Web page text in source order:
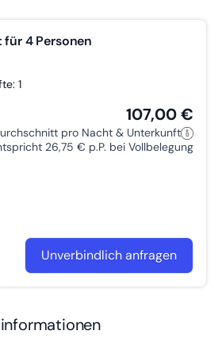
4 Personen
1
107,00 €
pro Nacht & Unterkunft
26,75 € p.P. bei Vollbelegung
Unverbindlich anfragen